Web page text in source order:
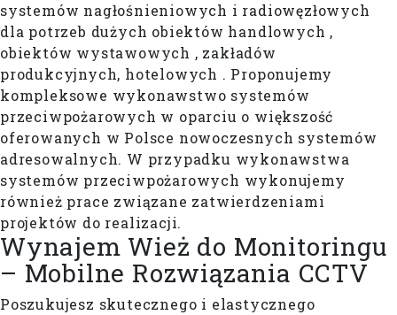
systemów nagłośnieniowych i radiowęzłowych
dla potrzeb dużych obiektów handlowych ,
obiektów wystawowych , zakładów
produkcyjnych, hotelowych . Proponujemy
kompleksowe wykonawstwo systemów
przeciwpożarowych w oparciu o większość
oferowanych w Polsce nowoczesnych systemów
adresowalnych. W przypadku wykonawstwa
systemów przeciwpożarowych wykonujemy
również prace związane zatwierdzeniami
projektów do realizacji.
Wynajem Wież do Monitoringu
– Mobilne Rozwiązania CCTV
Poszukujesz skutecznego i elastycznego